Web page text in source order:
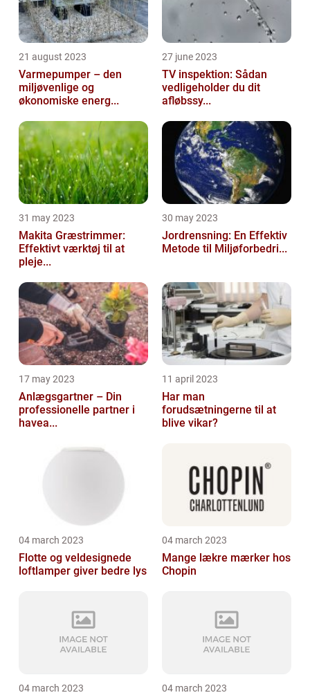
21 august 2023
Varmepumper – den
miljøvenlige og
økonomiske energ...
27 june 2023
TV inspektion: Sådan
vedligeholder du dit
afløbssy...
31 may 2023
Makita Græstrimmer:
Effektivt værktøj til at
pleje...
30 may 2023
Jordrensning: En Effektiv
Metode til Miljøforbedri...
17 may 2023
Anlægsgartner – Din
professionelle partner i
havea...
11 april 2023
Har man
forudsætningerne til at
blive vikar?
04 march 2023
Flotte og veldesignede
loftlamper giver bedre lys
04 march 2023
Mange lækre mærker hos
Chopin
04 march 2023 04 march 2023